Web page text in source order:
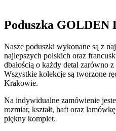
Poduszka GOLDEN
Nasze poduszki wykonane są z
najlepszych polskich oraz
dbałością o każdy detal zarówno
Wszystkie kolekcje są tworzone
Krakowie.
Na indywidualne zamówienie
rozmiar, kształt, haft oraz
piękny komplet.